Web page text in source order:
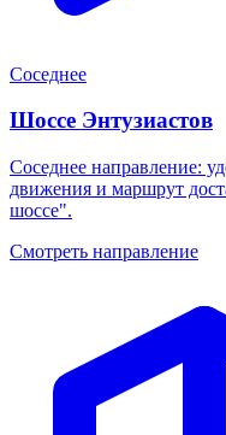
Соседнее
Шоссе Энтузиастов
Соседнее направление:
движения и маршрут
шоссе".
Смотреть направление